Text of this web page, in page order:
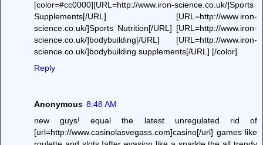
[color=#cc0000][URL=http://www.iron-science.co.uk/]Sports
Supplements[/URL] [URL=http://www.iron-
science.co.uk/]Sports Nutrition[/URL] [URL=http://www.iron-
science.co.uk/]bodybuilding[/URL] [URL=http://www.iron-
science.co.uk/]bodybuilding supplements[/URL] [/color]
Reply
Anonymous 8:48 AM
new guys! equal the latest unregulated rid of
[url=http://www.casinolasvegass.com]casino[/url] games like